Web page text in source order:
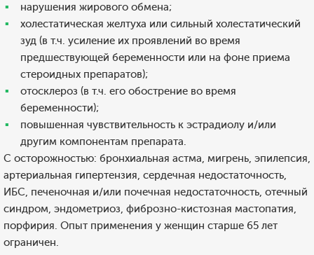
нарушения жирового обмена;
холестатическая желтуха или сильный холестатический
зуд (в т.ч. усиление их проявлений во время
предшествующей беременности или на фоне приема
стероидных препаратов);
отосклероз (в т.ч. его обострение во время
беременности);
повышенная чувствительность к эстрадиолу и/или
другим компонентам препарата.
С осторожностью: бронхиальная астма, мигрень, эпилепсия,
артериальная гипертензия, сердечная недостаточность,
ИБС, печеночная и/или почечная недостаточность, отечный
синдром, эндометриоз, фиброзно-кистозная мастопатия,
порфирия. Опыт применения у женщин старше 65 лет
ограничен.